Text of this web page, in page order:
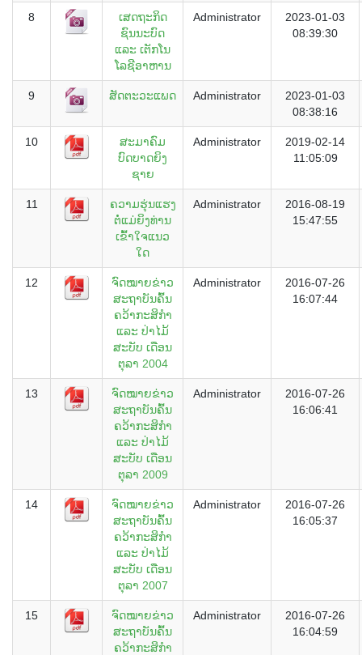
8
ເສດຖະກິດ
ຊົນນະບົດ
ແລະ ເຕັກໂນ
ໂລຊີອາຫານ
Administrator
2023-01-03
08:39:30
9 ສັດຕະວະແພດ Administrator
2023-01-03
08:38:16
10
ສະມາຄົມ
ບົດບາດຍິງ
ຊາຍ
Administrator
2019-02-14
11:05:09
11
ຄວາມຮຸ່ນແຮງ
ຕໍ່ແມ່ຍິງທ່ານ
ເຂົ້າໃຈແນວ
ໃດ
Administrator
2016-08-19
15:47:55
12
ຈົດໝາຍຂ່າວ
ສະຖາບັນຄົ້ນ
ຄວ້າກະສິກຳ
ແລະ ປ່າໄມ້
ສະບັບ ເດືອນ
ຕຸລາ 2004
Administrator
2016-07-26
16:07:44
13
ຈົດໝາຍຂ່າວ
ສະຖາບັນຄົ້ນ
ຄວ້າກະສິກຳ
ແລະ ປ່າໄມ້
ສະບັບ ເດືອນ
ຕຸລາ 2009
Administrator
2016-07-26
16:06:41
14
ຈົດໝາຍຂ່າວ
ສະຖາບັນຄົ້ນ
ຄວ້າກະສິກຳ
ແລະ ປ່າໄມ້
ສະບັບ ເດືອນ
ຕຸລາ 2007
Administrator
2016-07-26
16:05:37
15
ຈົດໝາຍຂ່າວ
ສະຖາບັນຄົ້ນ
ຄວ້າກະສິກຳ
Administrator
2016-07-26
16:04:59